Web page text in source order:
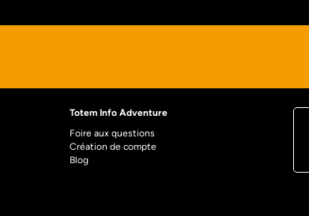
Totem Info Adventure
Foire aux questions
Création de compte
Blog